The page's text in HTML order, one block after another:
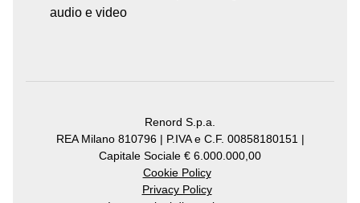
audio e video
Renord S.p.a.
REA Milano 810796 | P.IVA e C.F. 00858180151 |
Capitale Sociale € 6.000.000,00
Cookie Policy
Privacy Policy